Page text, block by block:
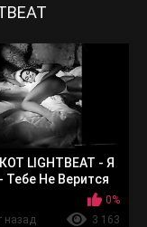
LIGHTBEAT - Я
Не Верится
0%
назад
3 163